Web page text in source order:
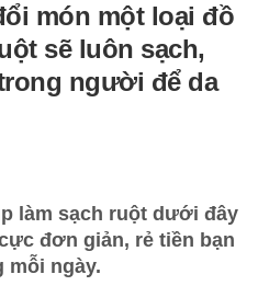
món một loại đồ
sẽ luôn sạch,
người để da
làm sạch ruột dưới đây
đơn giản, rẻ tiền bạn
mỗi ngày.